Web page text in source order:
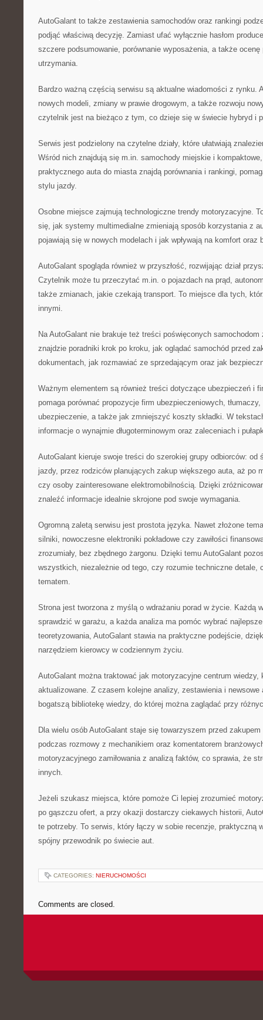
AutoGalant to także zestawienia samochodów oraz rankingi
podjąć właściwą decyzję. Zamiast ufać wyłącznie hasłom
szczere podsumowanie, porównanie wyposażenia, a także
utrzymania.
Bardzo ważną częścią serwisu są aktualne wiadomości z rynku.
nowych modeli, zmiany w prawie drogowym, a także rozwoju
czytelnik jest na bieżąco z tym, co dzieje się w świecie hybryd i
Serwis jest podzielony na czytelne działy, które ułatwiają
Wśród nich znajdują się m.in. samochody miejskie i
praktycznego auta do miasta znajdą porównania i rankingi,
stylu jazdy.
Osobne miejsce zajmują technologiczne trendy motoryzacyjne.
się, jak systemy multimedialne zmieniają sposób korzystania z
pojawiają się w nowych modelach i jak wpływają na komfort oraz
AutoGalant spogląda również w przyszłość, rozwijając dział
Czytelnik może tu przeczytać m.in. o pojazdach na prąd,
także zmianach, jakie czekają transport. To miejsce dla tych,
innymi.
Na AutoGalant nie brakuje też treści poświęconych
znajdzie poradniki krok po kroku, jak oglądać samochód przed
dokumentach, jak rozmawiać ze sprzedającym oraz jak
Ważnym elementem są również treści dotyczące ubezpieczeń i
pomaga porównać propozycje firm ubezpieczeniowych,
ubezpieczenie, a także jak zmniejszyć koszty składki. W
informacje o wynajmie długoterminowym oraz zaleceniach i
AutoGalant kieruje swoje treści do szerokiej grupy odbiorców: od
jazdy, przez rodziców planujących zakup większego auta, aż po
czy osoby zainteresowane elektromobilnością. Dzięki
znaleźć informacje idealnie skrojone pod swoje wymagania.
Ogromną zaletą serwisu jest prostota języka. Nawet złożone
silniki, nowoczesne elektroniki pokładowe czy zawiłości
zrozumiały, bez zbędnego żargonu. Dzięki temu AutoGalant
wszystkich, niezależnie od tego, czy rozumie techniczne detale,
tematem.
Strona jest tworzona z myślą o wdrażaniu porad w życie. Każdą
sprawdzić w garażu, a każda analiza ma pomóc wybrać
teoretyzowania, AutoGalant stawia na praktyczne podejście,
narzędziem kierowcy w codziennym życiu.
AutoGalant można traktować jak motoryzacyjne centrum wiedzy,
aktualizowane. Z czasem kolejne analizy, zestawienia i newsowe
bogatszą bibliotekę wiedzy, do której można zaglądać przy
Dla wielu osób AutoGalant staje się towarzyszem przed
podczas rozmowy z mechanikiem oraz komentatorem
motoryzacyjnego zamiłowania z analizą faktów, co sprawia, że
innych.
Jeżeli szukasz miejsca, które pomoże Ci lepiej zrozumieć
po gąszczu ofert, a przy okazji dostarczy ciekawych historii,
te potrzeby. To serwis, który łączy w sobie recenzje, praktyczną
spójny przewodnik po świecie aut.
CATEGORIES: NIERUCHOMOŚCI
Comments are closed.